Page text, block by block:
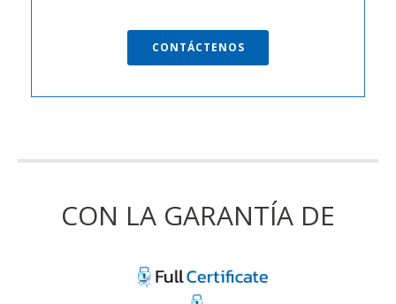
CONTÁCTENOS
CON LA GARANTÍA DE